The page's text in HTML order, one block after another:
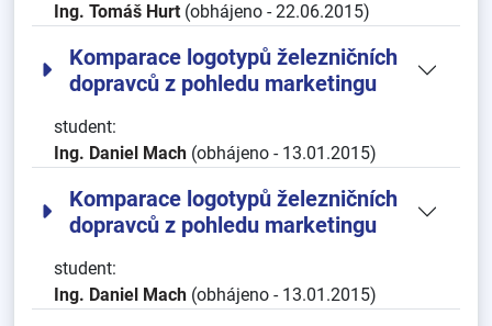
Ing. Tomáš Hurt (obhájeno - 22.06.2015)
Komparace logotypů železničních
dopravců z pohledu marketingu
student:
Ing. Daniel Mach (obhájeno - 13.01.2015)
Komparace logotypů železničních
dopravců z pohledu marketingu
student:
Ing. Daniel Mach (obhájeno - 13.01.2015)